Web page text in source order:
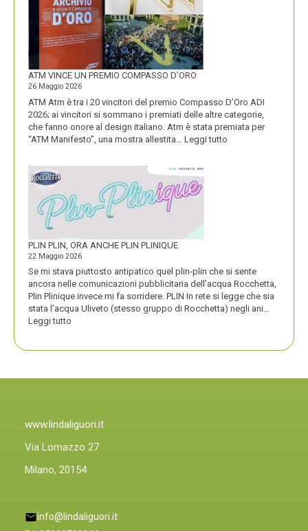
MOSTRA
LA
SUA
IDENTITÀ
FORTE
ATM VINCE UN PREMIO COMPASSO D’ORO
26 Maggio 2026
ATM Atm è tra i 20 vincitori del premio Compasso D’Oro ADI
2026; ai vincitori si sommano i premiati delle altre categorie,
che fanno onore al design italiano. Atm è stata premiata per
“ATM Manifesto”, una mostra allestita… Leggi tutto
PLIN PLIN, ORA ANCHE PLIN PLINIQUE
22 Maggio 2026
Se mi stava piuttosto antipatico quel plin-plin che si sente
ancora nelle comunicazioni pubblicitaria dell’acqua Rocchetta,
Plin Plinique invece mi fa sorridere. PLIN In rete si legge che sia
stata l’acqua Uliveto (stesso gruppo di Rocchetta) negli ani…
Leggi tutto
www.lindaliguori.it
Via Lomazzo 27
Milano, 20154
info@lindaliguori.it